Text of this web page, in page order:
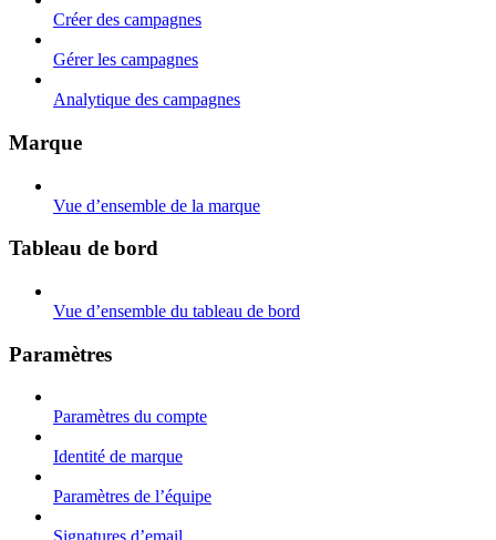
Créer des campagnes
Gérer les campagnes
Analytique des campagnes
Marque
Vue d’ensemble de la marque
Tableau de bord
Vue d’ensemble du tableau de bord
Paramètres
Paramètres du compte
Identité de marque
Paramètres de l’équipe